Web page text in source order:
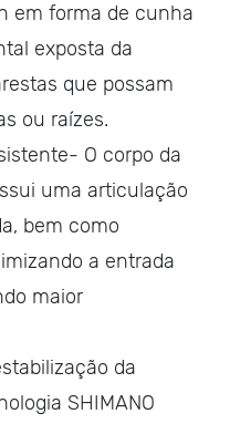
em forma de cunha
exposta da
que possam
ou raízes.
O corpo da
uma articulação
bem como
a entrada
maior
da
SHIMANO